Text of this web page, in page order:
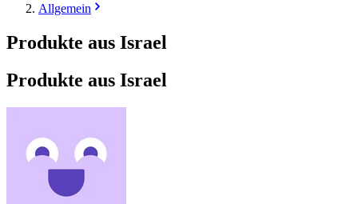
Allgemein
Produkte aus Israel
Produkte aus Israel